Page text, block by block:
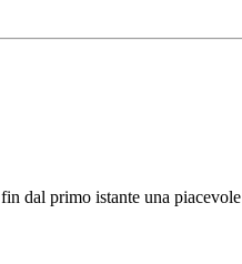
dal primo istante una piacevole